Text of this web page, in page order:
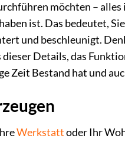
möchten –
ist. Das bedeutet,
und beschleunigt.
Details, das
Zeit Bestand hat und
Werkstattoder Ihr